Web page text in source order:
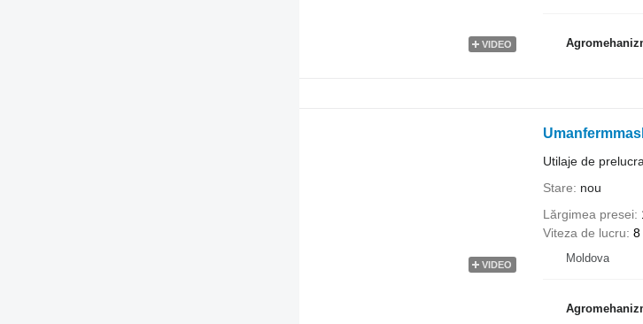
VIDEO
VIDEO
Utilaje de
Stare
nou
Lărgimea presei
Viteza de lucru 8
Moldova